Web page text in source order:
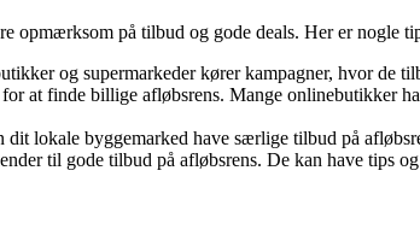
opmærksom på tilbud og gode deals. Her er nogle
og supermarkeder kører kampagner, hvor
for at finde billige afløbsrens. Mange
lokale byggemarked have særlige tilbud på
til gode tilbud på afløbsrens. De kan have tips